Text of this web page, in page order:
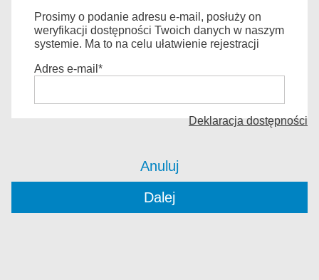
Prosimy o podanie adresu e-mail, posłuży on
weryfikacji dostępności Twoich danych w naszym
systemie. Ma to na celu ułatwienie rejestracji
Adres e-mail*
Deklaracja dostępności
Anuluj
Dalej